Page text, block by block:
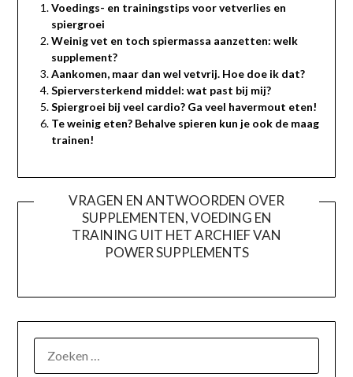
Voedings- en trainingstips voor vetverlies en
spiergroei
Weinig vet en toch spiermassa aanzetten: welk
supplement?
Aankomen, maar dan wel vetvrij. Hoe doe ik dat?
Spierversterkend middel: wat past bij mij?
Spiergroei bij veel cardio? Ga veel havermout eten!
Te weinig eten? Behalve spieren kun je ook de maag
trainen!
VRAGEN EN ANTWOORDEN OVER
SUPPLEMENTEN, VOEDING EN
TRAINING UIT HET ARCHIEF VAN
POWER SUPPLEMENTS
NAAR: